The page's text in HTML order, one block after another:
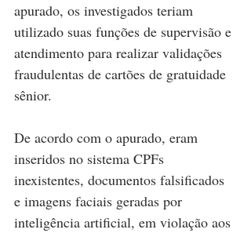
apurado, os investigados teriam
utilizado suas funções de supervisão e
atendimento para realizar validações
fraudulentas de cartões de gratuidade
sênior.
De acordo com o apurado, eram
inseridos no sistema CPFs
inexistentes, documentos falsificados
e imagens faciais geradas por
inteligência artificial, em violação aos